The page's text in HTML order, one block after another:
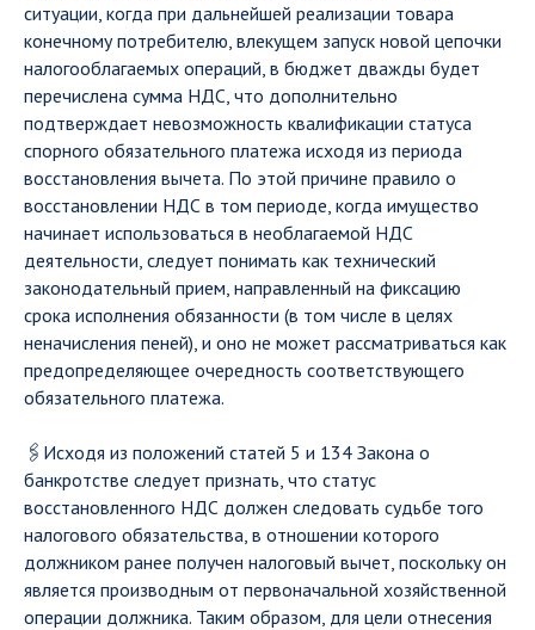
ситуации, когда при дальнейшей реализации товара
конечному потребителю, влекущем запуск новой цепочки
налогооблагаемых операций, в бюджет дважды будет
перечислена сумма НДС, что дополнительно
подтверждает невозможность квалификации статуса
спорного обязательного платежа исходя из периода
восстановления вычета. По этой причине правило о
восстановлении НДС в том периоде, когда имущество
начинает использоваться в необлагаемой НДС
деятельности, следует понимать как технический
законодательный прием, направленный на фиксацию
срока исполнения обязанности (в том числе в целях
неначисления пеней), и оно не может рассматриваться как
предопределяющее очередность соответствующего
обязательного платежа.
🖇Исходя из положений статей 5 и 134 Закона о
банкротстве следует признать, что статус
восстановленного НДС должен следовать судьбе того
налогового обязательства, в отношении которого
должником ранее получен налоговый вычет, поскольку он
является производным от первоначальной хозяйственной
операции должника. Таким образом, для цели отнесения